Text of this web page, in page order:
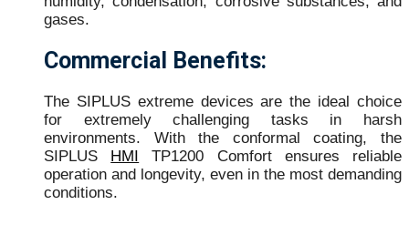
gases.
Commercial Benefits:
The SIPLUS extreme devices are the ideal choice
for extremely challenging tasks in harsh
environments. With the conformal coating, the
SIPLUS HMI TP1200 Comfort ensures reliable
operation and longevity, even in the most demanding
conditions.